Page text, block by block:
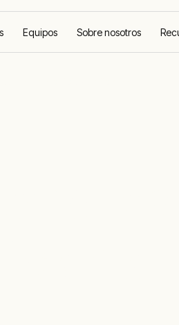
Equipos Sobre nosotros